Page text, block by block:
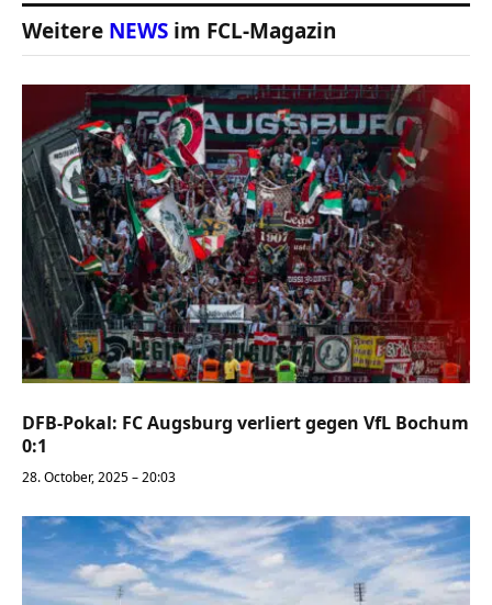
Weitere NEWS im FCL-Magazin
DFB-Pokal: FC Augsburg verliert gegen VfL Bochum
0:1
28. October, 2025 – 20:03